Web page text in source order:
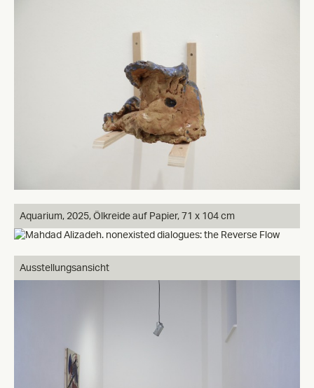
Aquarium, 2025, Ölkreide auf Papier, 71 x 104 cm
Ausstellungsansicht